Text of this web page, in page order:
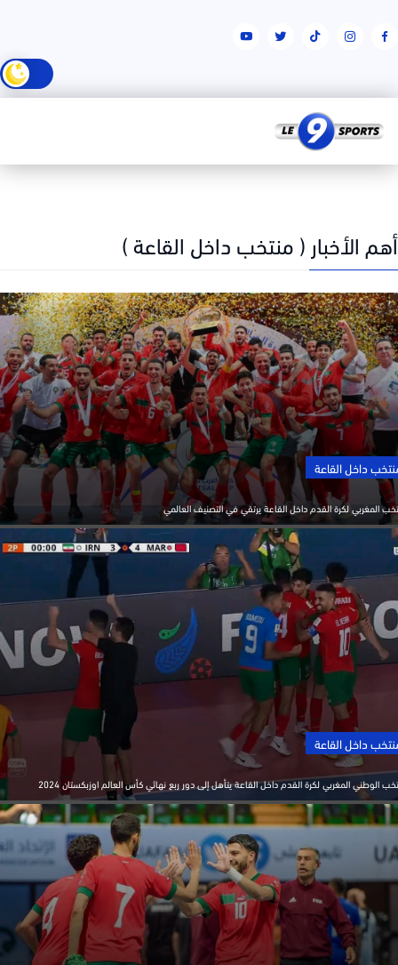
الأخبار ( منتخب داخل القاعة )
داخل القاعة
لكرة القدم داخل القاعة يرتقي في التصنيف العالمي
داخل القاعة
المغربي لكرة القدم داخل القاعة يتأهل إلى دور ربع نهائي كأس العالم اوزبكستان 2024